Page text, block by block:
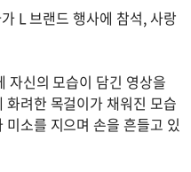
L 브랜드 행사에 참석, 사랑
자신의 모습이 담긴 영상을
려한 목걸이가 채워진 모습
소를 지으며 손을 흔들고 있